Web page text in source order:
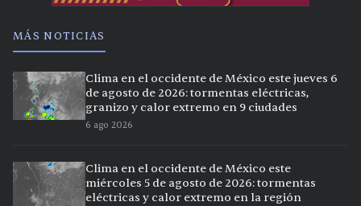
MÁS NOTICIAS
Clima en el occidente de México este jueves 6
de agosto de 2026: tormentas eléctricas,
granizo y calor extremo en 9 ciudades
6 ago 2026
Clima en el occidente de México este
miércoles 5 de agosto de 2026: tormentas
eléctricas y calor extremo en la región